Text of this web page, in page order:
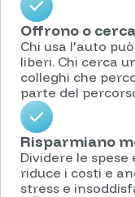
Offrono o
Chi usa l'auto
liberi. Chi cerca
colleghi che
parte del
Risparmiano
Dividere le
riduce i costi e
stress e